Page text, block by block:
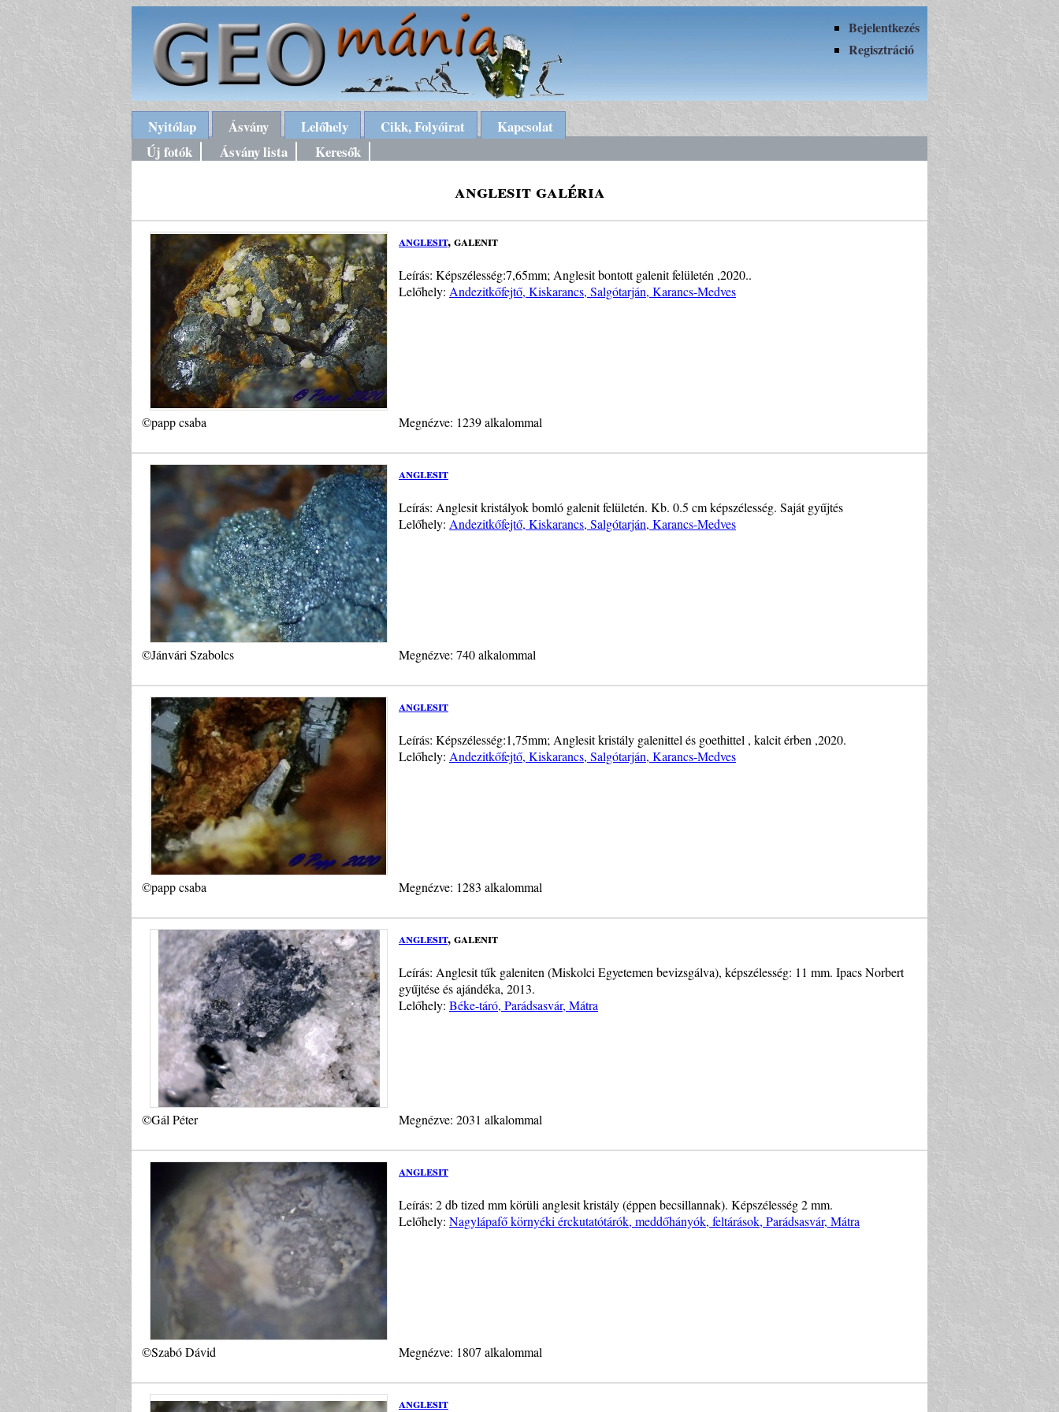
Bejelentkezés
Regisztráció
Nyitólap Ásvány Lelőhely Cikk, Folyóirat
Kapcsolat
Új fotók
Ásvány lista Keresők
anglesit galéria
anglesit, galenit
Leírás: Képszélesség:7,65mm; Anglesit bontott galenit felületén ,2020..
Lelőhely: Andezitkőfejtő, Kiskarancs, Salgótarján, Karancs-Medves
©papp csaba Megnézve: 1239 alkalommal
anglesit
Leírás: Anglesit kristályok bomló galenit felületén. Kb. 0.5 cm képszélesség. Saját gyűjtés
Lelőhely: Andezitkőfejtő, Kiskarancs, Salgótarján, Karancs-Medves
©Jánvári Szabolcs Megnézve: 740 alkalommal
anglesit
Leírás: Képszélesség:1,75mm; Anglesit kristály galenittel és goethittel , kalcit érben ,2020.
Lelőhely: Andezitkőfejtő, Kiskarancs, Salgótarján, Karancs-Medves
©papp csaba Megnézve: 1283 alkalommal
anglesit, galenit
Leírás: Anglesit tűk galeniten (Miskolci Egyetemen bevizsgálva), képszélesség: 11 mm. Ipacs Norbert
gyűjtése és ajándéka, 2013.
Lelőhely: Béke-táró, Parádsasvár, Mátra
©Gál Péter Megnézve: 2031 alkalommal
anglesit
Leírás: 2 db tized mm körüli anglesit kristály (éppen becsillannak). Képszélesség 2 mm.
Lelőhely: Nagylápafő környéki érckutatótárók, meddőhányók, feltárások, Parádsasvár, Mátra
©Szabó Dávid Megnézve: 1807 alkalommal
anglesit